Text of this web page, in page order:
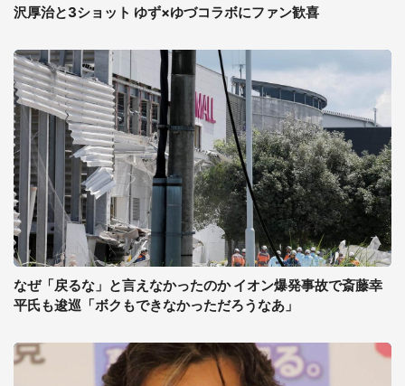
沢厚治と3ショット ゆず×ゆづコラボにファン歓喜
なぜ「戻るな」と言えなかったのか イオン爆発事故で斎藤幸
平氏も逡巡「ボクもできなかっただろうなあ」